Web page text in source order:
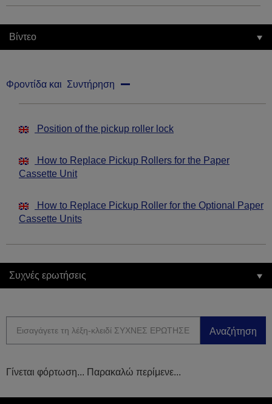
Βίντεο
Φροντίδα και Συντήρηση
Position of the pickup roller lock
How to Replace Pickup Rollers for the Paper
Cassette Unit
How to Replace Pickup Roller for the Optional Paper
Cassette Units
Συχνές ερωτήσεις
Αναζήτηση
Γίνεται φόρτωση... Παρακαλώ περίμενε...